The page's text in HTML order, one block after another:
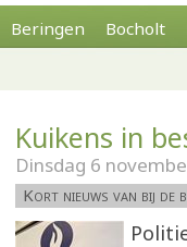
Beringen Bocholt
Kuikens in
Dinsdag 6
Kort nieuws van bij de